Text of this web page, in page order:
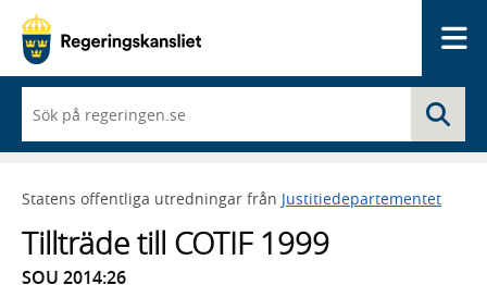
du
börjar
skriva
framträder
lista
med
Statens offentliga utredningar från Justitiedepartementet
Tillträde till COTIF 1999
SOU 2014:26